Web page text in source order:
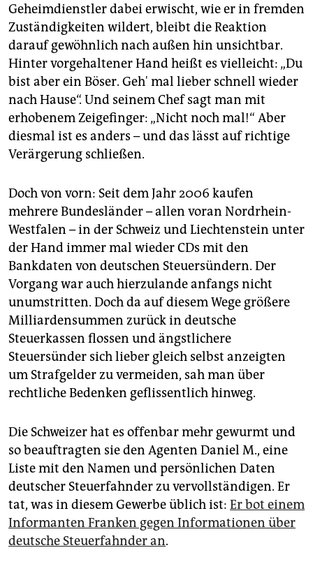
Geheimdienstler dabei erwischt, wie er in fremden
Zuständigkeiten wildert, bleibt die Reaktion
darauf gewöhnlich nach außen hin unsichtbar.
Hinter vorgehaltener Hand heißt es vielleicht: „Du
bist aber ein Böser. Geh' mal lieber schnell wieder
nach Hause“. Und seinem Chef sagt man mit
erhobenem Zeigefinger: „Nicht noch mal!“ Aber
diesmal ist es anders – und das lässt auf richtige
Verärgerung schließen.
Doch von vorn: Seit dem Jahr 2006 kaufen
mehrere Bundesländer – allen voran Nordrhein-
Westfalen – in der Schweiz und Liechtenstein unter
der Hand immer mal wieder CDs mit den
Bankdaten von deutschen Steuersündern. Der
Vorgang war auch hierzulande anfangs nicht
unumstritten. Doch da auf diesem Wege größere
Milliardensummen zurück in deutsche
Steuerkassen flossen und ängstlichere
Steuersünder sich lieber gleich selbst anzeigten
um Strafgelder zu vermeiden, sah man über
rechtliche Bedenken geflissentlich hinweg.
Die Schweizer hat es offenbar mehr gewurmt und
so beauftragten sie den Agenten Daniel M., eine
Liste mit den Namen und persönlichen Daten
deutscher Steuerfahnder zu vervollständigen. Er
tat, was in diesem Gewerbe üblich ist: Er bot einem
Informanten Franken gegen Informationen über
deutsche Steuerfahnder an.